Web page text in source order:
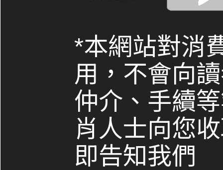
*本網站對消
用，不會向
仲介、手續
肖人士向您
即告知我們